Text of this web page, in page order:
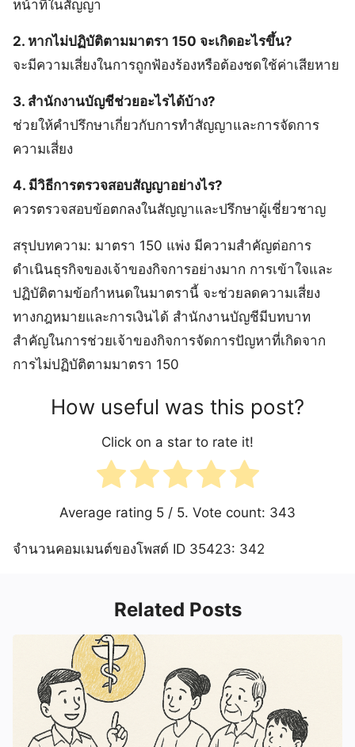
หน้าที่ในสัญญา
2. หากไม่ปฏิบัติตามมาตรา 150 จะเกิดอะไรขึ้น?
จะมีความเสี่ยงในการถูกฟ้องร้องหรือต้องชดใช้ค่าเสียหาย
3. สำนักงานบัญชีช่วยอะไรได้บ้าง?
ช่วยให้คำปรึกษาเกี่ยวกับการทำสัญญาและการจัดการ
ความเสี่ยง
4. มีวิธีการตรวจสอบสัญญาอย่างไร?
ควรตรวจสอบข้อตกลงในสัญญาและปรึกษาผู้เชี่ยวชาญ
สรุปบทความ: มาตรา 150 แพ่ง มีความสำคัญต่อการ
ดำเนินธุรกิจของเจ้าของกิจการอย่างมาก การเข้าใจและ
ปฏิบัติตามข้อกำหนดในมาตรานี้ จะช่วยลดความเสี่ยง
ทางกฎหมายและการเงินได้ สำนักงานบัญชีมีบทบาท
สำคัญในการช่วยเจ้าของกิจการจัดการปัญหาที่เกิดจาก
การไม่ปฏิบัติตามมาตรา 150
How useful was this post?
Click on a star to rate it!
Average rating 5 / 5. Vote count: 343
จำนวนคอมเมนต์ของโพสต์ ID 35423: 342
Related Posts